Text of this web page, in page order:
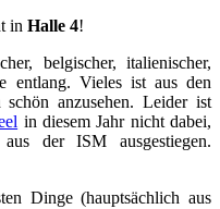
in Halle 4!
belgischer, italienischer,
entlang. Vieles ist aus den
anzusehen. Leider ist
in diesem Jahr nicht dabei,
der ISM ausgestiegen.
Dinge (hauptsächlich aus